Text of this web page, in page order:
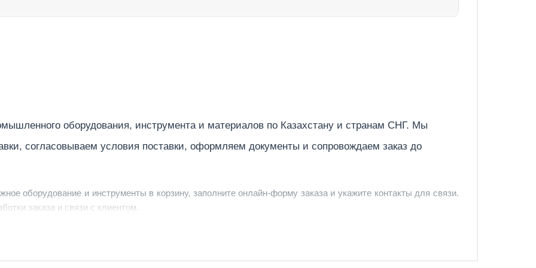
мм
° 2
литая резина
2,2
оборудования, инструмента и материалов по Казахстану и странам СНГ. Мы
согласовываем условия поставки, оформляем документы и сопровождаем заказ до
оборудование и инструменты в корзину, заполните онлайн-форму заказа и укажите контакты для связи.
заказа и связи с клиентом.
заявку, уточнить детали, рассчитать стоимость поставки и предложить удобный вариант доставки.